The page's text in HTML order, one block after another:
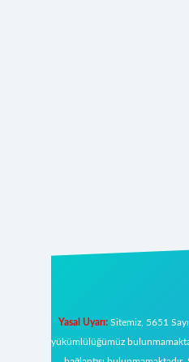
Yasal Uyarı:Sitemiz, 5651
yükümlülüğümüz